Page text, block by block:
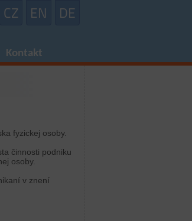
CZ EN DE
Kontakt
fyzickej osoby.
činnosti podniku
osoby.
v znení